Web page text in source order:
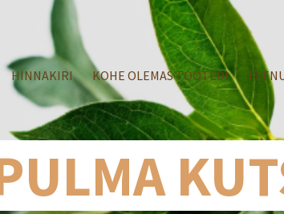
HINNAKIRI KOHE OLEMAS TOOTED!